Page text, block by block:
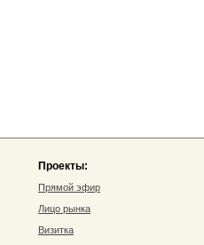
Проекты:
Прямой эфир
Лицо рынка
Визитка